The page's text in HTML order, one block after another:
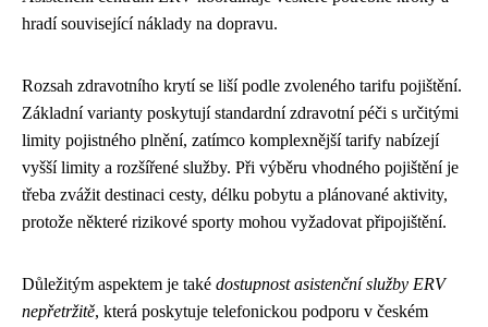
hradí související náklady na dopravu.
Rozsah zdravotního krytí se liší podle zvoleného tarifu pojištění.
Základní varianty poskytují standardní zdravotní péči s určitými
limity pojistného plnění, zatímco komplexnější tarify nabízejí
vyšší limity a rozšířené služby. Při výběru vhodného pojištění je
třeba zvážit destinaci cesty, délku pobytu a plánované aktivity,
protože některé rizikové sporty mohou vyžadovat připojištění.
Důležitým aspektem je také dostupnost asistenční služby ERV
nepřetržitě, která poskytuje telefonickou podporu v českém